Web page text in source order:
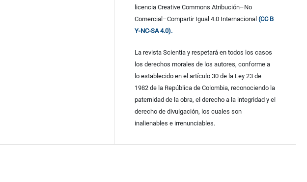
licencia Creative Commons Atribución–No
Comercial–Compartir Igual 4.0 Internacional (CC B
Y-NC-SA 4.0).
La revista Scientia y respetará en todos los casos
los derechos morales de los autores, conforme a
lo establecido en el artículo 30 de la Ley 23 de
1982 de la República de Colombia, reconociendo la
paternidad de la obra, el derecho a la integridad y el
derecho de divulgación, los cuales son
inalienables e irrenunciables.